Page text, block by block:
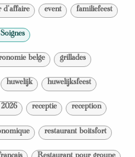
d'affaire event familiefeest
belge grillades
huwelijk huwelijksfeest
receptie reception
restaurant boitsfort